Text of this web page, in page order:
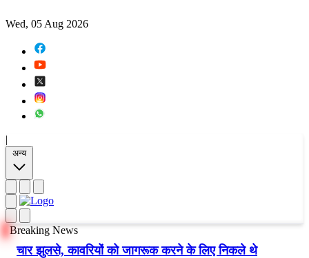
Wed, 05 Aug 2026
|
अन्य
Breaking News
चार झुलसे, कावरियों को जागरूक करने के लिए निकले थे